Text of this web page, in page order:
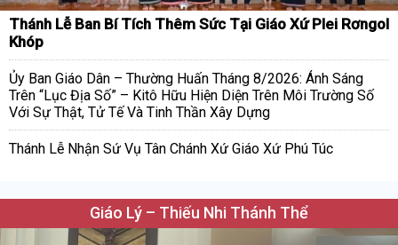
Thánh Lễ Ban Bí Tích Thêm Sức Tại Giáo Xứ Plei Rơngol
Khóp
Ủy Ban Giáo Dân – Thường Huấn Tháng 8/2026: Ánh Sáng
Trên “Lục Địa Số” – Kitô Hữu Hiện Diện Trên Môi Trường Số
Với Sự Thật, Tử Tế Và Tinh Thần Xây Dựng
Thánh Lễ Nhận Sứ Vụ Tân Chánh Xứ Giáo Xứ Phú Túc
Giáo Lý – Thiếu Nhi Thánh Thể